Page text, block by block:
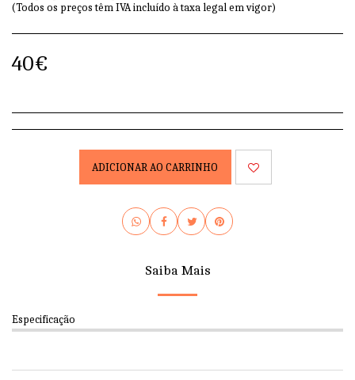
(Todos os preços têm IVA incluído à taxa legal em vigor)
40€
ADICIONAR AO CARRINHO
Saiba Mais
Especificação